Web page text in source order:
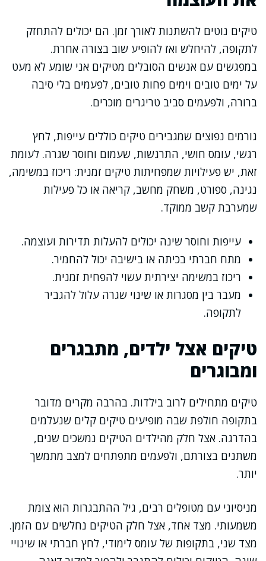
טיקים נוטים להשתנות לאורך זמן. הם יכולים להתחזק
לתקופה, להיחלש ואז להופיע שוב בצורה אחרת.
במפגשים עם אנשים הסובלים מטיקים אני שומע לא מעט
על ימים טובים וימים פחות טובים, לפעמים בלי סיבה
ברורה, ולפעמים סביב טריגרים מוכרים.
גורמים נפוצים שמגבירים טיקים כוללים עייפות, לחץ
רגשי, עומס חושי, התרגשות, שעמום וחוסר שגרה. לעומת
זאת, יש פעילויות שמפחיתות טיקים זמנית: ריכוז במשימה,
נגינה, ספורט, משחק מחשב, קריאה או כל פעילות
שמערבת קשב ממוקד.
עייפות וחוסר שינה יכולים להעלות תדירות ועוצמה.
מתח חברתי בכיתה או בישיבה יכול להחמיר.
ריכוז במשימה יצירתית עשוי להפחית זמנית.
מעבר בין מסגרות או שינוי שגרה עלול להגביר
לתקופה.
טיקים אצל ילדים, מתבגרים
ומבוגרים
טיקים מתחילים לרוב בילדות. בהרבה מקרים מדובר
בתקופה חולפת שבה מופיעים טיקים קלים שנעלמים
בהדרגה. אצל חלק מהילדים הטיקים נמשכים שנים,
משתנים בצורתם, ולפעמים מתפתחים למצב מתמשך
יותר.
מניסיוני עם מטופלים רבים, גיל ההתבגרות הוא צומת
משמעותי. מצד אחד, אצל חלק הטיקים נחלשים עם הזמן.
מצד שני, בתקופות של עומס לימודי, לחץ חברתי או שינויי